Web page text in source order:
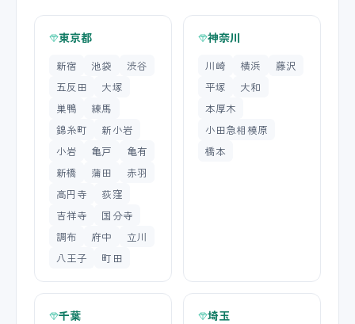
東京都
新宿 池袋
渋谷
五反田
大塚
巣鴨
練馬
錦糸町
新小岩
小岩
亀戸
亀有
新橋
蒲田
赤羽
高円寺
荻窪
吉祥寺
国分寺
調布
府中
立川
八王子
町田
神奈川
川崎 横浜
藤沢
平塚
大和
本厚木
小田急相模原
橋本
千葉 埼玉